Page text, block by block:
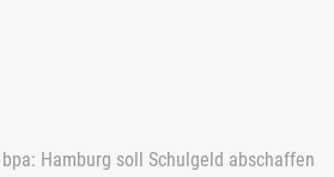
bpa: Hamburg soll Schulgeld abschaffen